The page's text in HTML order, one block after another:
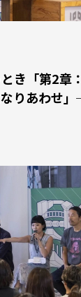
き「第2
りあわせ